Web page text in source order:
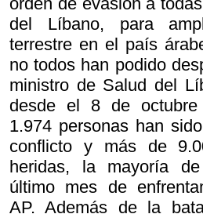
del Líbano, para
terrestre en el país
no todos han podido
ministro de Salud del
desde el 8 de
1.974 personas han
conflicto y más de
heridas, la mayoría
último mes de
AP. Además de la